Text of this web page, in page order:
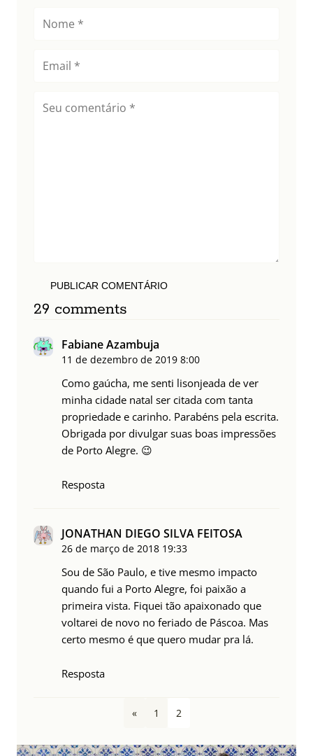
PUBLICAR COMENTÁRIO
29 comments
Fabiane Azambuja
11 de dezembro de 2019 8:00
Como gaúcha, me senti lisonjeada de ver
minha cidade natal ser citada com tanta
propriedade e carinho. Parabéns pela escrita.
Obrigada por divulgar suas boas impressões
de Porto Alegre. 😉
Resposta
JONATHAN DIEGO SILVA FEITOSA
26 de março de 2018 19:33
Sou de São Paulo, e tive mesmo impacto
quando fui a Porto Alegre, foi paixão a
primeira vista. Fiquei tão apaixonado que
voltarei de novo no feriado de Páscoa. Mas
certo mesmo é que quero mudar pra lá.
Resposta
« 1 2